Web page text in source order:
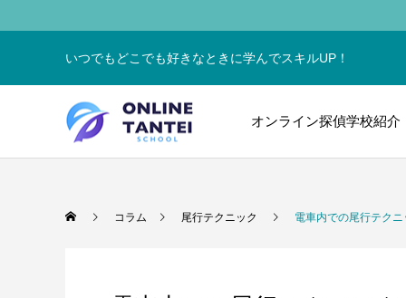
いつでもどこでも好きなときに学んでスキルUP！
オンライン探偵学校紹介
コラム 尾行テクニック 電車内での尾行テク